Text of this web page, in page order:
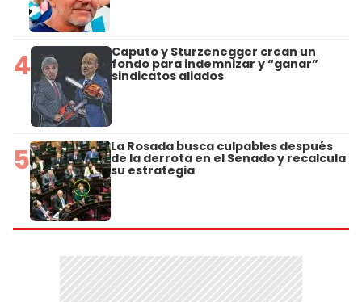
4 Caputo y Sturzenegger crean un
fondo para indemnizar y “ganar”
sindicatos aliados
5 La Rosada busca culpables después
de la derrota en el Senado y recalcula
su estrategia